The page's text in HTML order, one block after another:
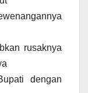
rusaknya
dengan